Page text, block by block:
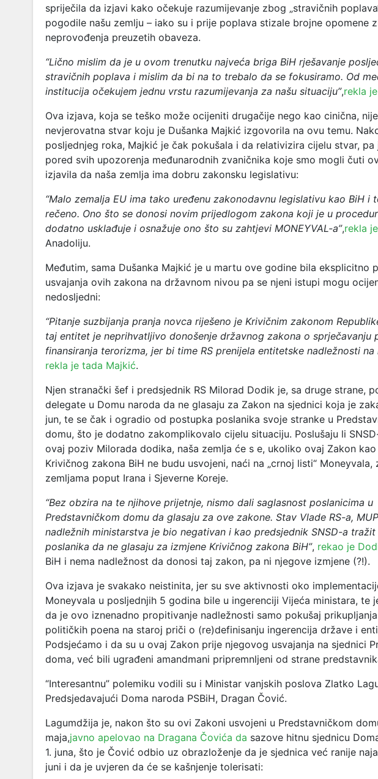
spriječila da izjavi kako očekuje razumijevanje zbog „stravičnih
pogodile našu zemlju – iako su i prije poplava stizale brojne opomene
neprovođenja preuzetih obaveza.
“Lično mislim da je u ovom trenutku najveća briga BiH rješavanje
stravičnih poplava i mislim da bi na to trebalo da se fokusiramo. Od
institucija očekujem jednu vrstu razumijevanja za našu situaciju”,rekla
Ova izjava, koja se teško može ocijeniti drugačije nego kao cinična,
nevjerovatna stvar koju je Dušanka Majkić izgovorila na ovu temu.
posljednjeg roka, Majkić je čak pokušala i da relativizira cijelu stvar, pa
pored svih upozorenja međunarodnih zvaničnika koje smo mogli čuti
izjavila da naša zemlja ima dobru zakonsku legislativu:
“Malo zemalja EU ima tako uređenu zakonodavnu legislativu kao BiH i
rečeno. Ono što se donosi novim prijedlogom zakona koji je u
dodatno usklađuje i osnažuje ono što su zahtjevi MONEYVAL-a”,rekla
Anadoliju.
Međutim, sama Dušanka Majkić je u martu ove godine bila eksplicitno
usvajanja ovih zakona na državnom nivou pa se njeni istupi mogu
nedosljedni:
“Pitanje suzbijanja pranja novca riješeno je Krivičnim zakonom
taj entitet je neprihvatljivo donošenje državnog zakona o sprječavanju
finansiranja terorizma, jer bi time RS prenijela entitetske nadležnosti na
rekla je tada Majkić.
Njen stranački šef i predsjednik RS Milorad Dodik je, sa druge strane,
delegate u Domu naroda da ne glasaju za Zakon na sjednici koja je
jun, te se čak i ogradio od postupka poslanika svoje stranke u
domu, što je dodatno zakomplikovalo cijelu situaciju. Poslušaju li
ovaj poziv Milorada dodika, naša zemlja će s e, ukoliko ovaj Zakon
Krivičnog zakona BiH ne budu usvojeni, naći na „crnoj listi“ Moneyvala,
zemljama poput Irana i Sjeverne Koreje.
“Bez obzira na te njihove prijetnje, nismo dali saglasnost poslanicima u
Predstavničkom domu da glasaju za ove zakone. Stav Vlade RS-a,
nadležnih ministarstva je bio negativan i kao predsjednik SNSD-a
poslanika da ne glasaju za izmjene Krivičnog zakona BiH”, rekao je
BiH i nema nadležnost da donosi taj zakon, pa ni njegove izmjene (?!).
Ova izjava je svakako neistinita, jer su sve aktivnosti oko
Moneyvala u posljednjih 5 godina bile u ingerenciji Vijeća ministara, te
da je ovo iznenadno propitivanje nadležnosti samo pokušaj
političkih poena na staroj priči o (re)definisanju ingerencija države i
Podsjećamo i da su u ovaj Zakon prije njegovog usvajanja na sjednici
doma, već bili ugrađeni amandmani pripremnljeni od strane
“Interesantnu” polemiku vodili su i Ministar vanjskih poslova Zlatko
Predsjedavajući Doma naroda PSBiH, Dragan Čović.
Lagumdžija je, nakon što su ovi Zakoni usvojeni u Predstavničkom
maja,javno apelovao na Dragana Čovića da sazove hitnu sjednicu
1. juna, što je Čović odbio uz obrazloženje da je sjednica već ranije
juni i da je uvjeren da će se kašnjenje tolerisati: